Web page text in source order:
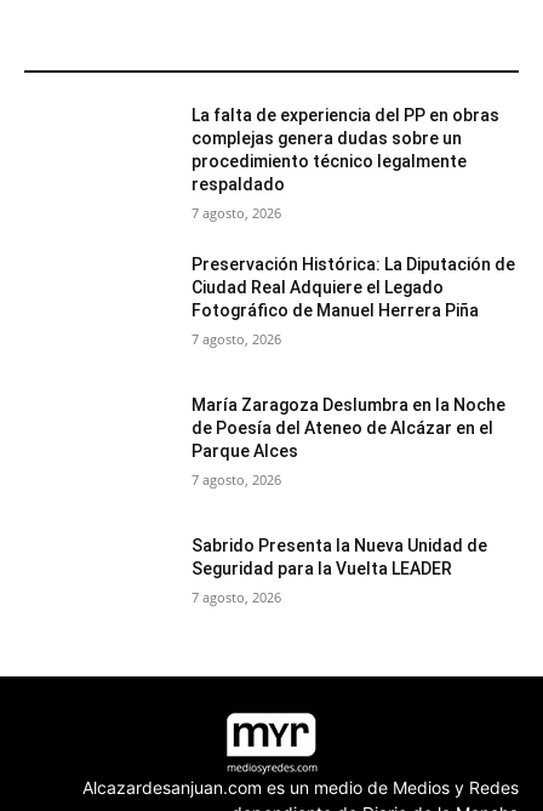
La falta de experiencia del PP en obras
complejas genera dudas sobre un
procedimiento técnico legalmente
respaldado
7 agosto, 2026
Preservación Histórica: La Diputación de
Ciudad Real Adquiere el Legado
Fotográfico de Manuel Herrera Piña
7 agosto, 2026
María Zaragoza Deslumbra en la Noche
de Poesía del Ateneo de Alcázar en el
Parque Alces
7 agosto, 2026
Sabrido Presenta la Nueva Unidad de
Seguridad para la Vuelta LEADER
7 agosto, 2026
Alcazardesanjuan.com es un medio de Medios y Redes